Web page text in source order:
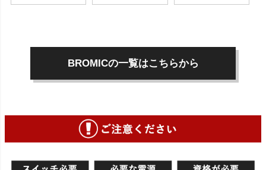
BROMICの一覧はこちらから